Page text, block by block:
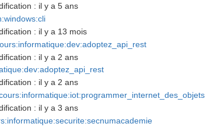
: il y a 5 ans
: il y a 13 mois
: il y a 2 ans
: il y a 2 ans
: il y a 3 ans